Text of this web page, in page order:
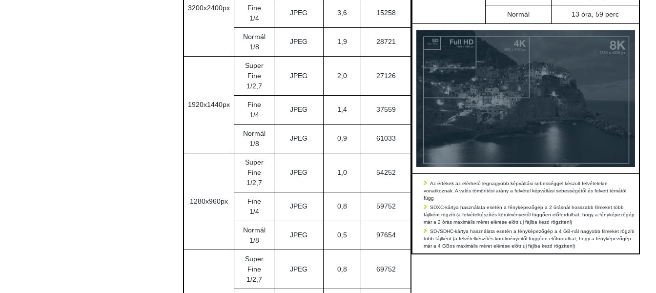
3200x2400px
Fine
1/4
JPEG 3,6 15258
Normál
1/8
JPEG 1,9 28721
1920x1440px
Super
Fine
1/2,7
JPEG 2,0 27126
Fine
1/4
JPEG 1,4 37559
Normál
1/8
JPEG 0,9 61033
1280x960px
Super
Fine
1/2,7
JPEG 1,0 54252
Fine
1/4
JPEG 0,8 59752
Normál
1/8
JPEG 0,5 97654
Super
Fine
1/2,7
JPEG 0,8 69752
Normál 13 óra, 59 perc
Az értékek az elérhető legnagyobb képváltási sebességgel készült felvételekre
vonatkoznak. A valós tömörítési arány a felvétel képváltási sebességétől és felvett témától
függ
SDXC-kártya használata esetén a fényképezőgép a 2 órásnál hosszabb filmeket több
fájlként rögzíti (a felvételkészítés körülményeitől függően előfordulhat, hogy a fényképezőgép
már a 2 órás maximális méret elérése előtt új fájlba kezd rögzíteni)
SD-/SDHC-kártya használata esetén a fényképezőgép a 4 GB-nál nagyobb filmeket rögzíti
több fájlként (a felvételkészítés körülményeitől függően előfordulhat, hogy a fényképezőgép
már a 4 GBos maximális méret elérése előtt új fájlba kezd rögzíteni)